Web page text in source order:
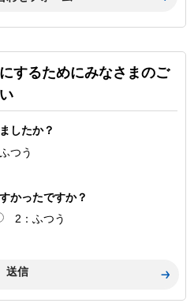
するためにみなさまのご
したか？
つう
かったですか？
2：ふつう